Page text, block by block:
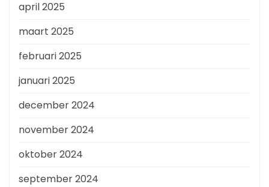
april 2025
maart 2025
februari 2025
januari 2025
december 2024
november 2024
oktober 2024
september 2024